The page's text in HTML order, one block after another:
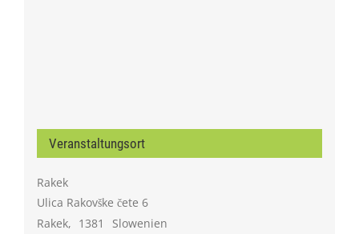
Veranstaltungsort
Rakek
Ulica Rakovške čete 6
Rakek, 1381
Slowenien